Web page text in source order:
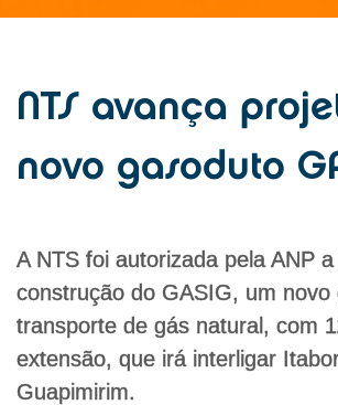
NTS avança
novo gasoduto
A NTS foi autorizada pela ANP
construção do GASIG, um novo
transporte de gás natural, com
extensão, que irá interligar
Guapimirim.